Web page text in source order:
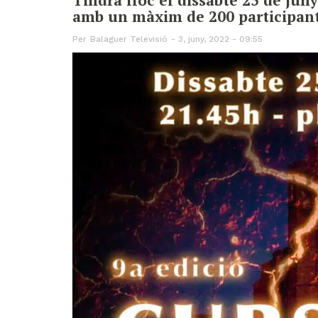
amb un màxim de 200
Per Balaguer Televisió 3, juny, 2022 - 09:55